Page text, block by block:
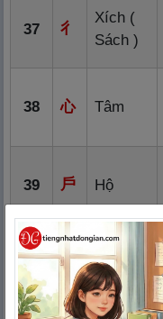
37 彳
Nghĩa: Bước chân trái, bước
Xích (
Sách )
38 心 Tâm
39 戶 Hộ
40 手 Thủ